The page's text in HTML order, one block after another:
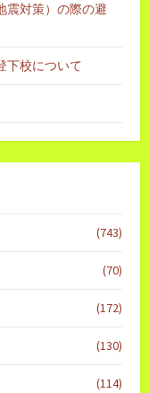
震対策）の際の避
下校について
(743)
(70)
(172)
(130)
(114)